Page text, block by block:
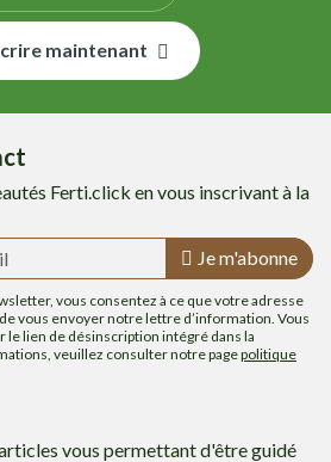
maintenant
Ferti.click en vous inscrivant à la
Je m'abonne
vous consentez à ce que votre adresse
vous envoyer notre lettre d’information. Vous
lien de désinscription intégré dans la
veuillez consulter notre pagepolitique
vous permettant d'être guidé